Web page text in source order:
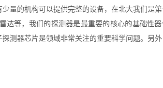
量的机构可以提供完整的设备，在北大我们是
达等，我们的探测器是最重要的核心的基础性器
测器芯片是领域非常关注的重要科学问题。另